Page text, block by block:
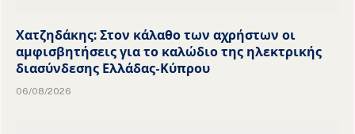
Χατζηδάκης: Στον κάλαθο των αχρήστων οι
αμφισβητήσεις για το καλώδιο της ηλεκτρικής
διασύνδεσης Ελλάδας-Κύπρου
06/08/2026